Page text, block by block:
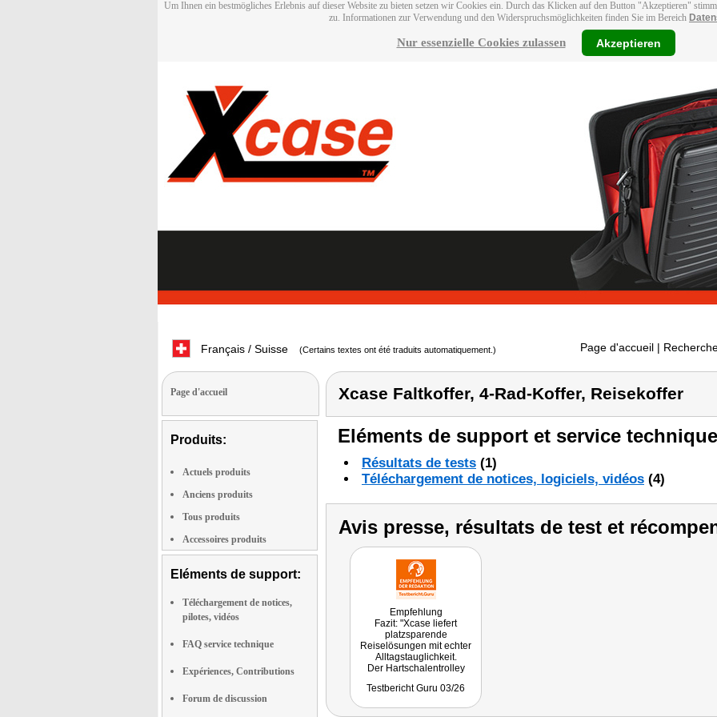
Um Ihnen ein bestmögliches Erlebnis auf dieser Website zu bieten setzen wir Cookies ein. Durch das Klicken auf den Button "Akzeptieren"
zu. Informationen zur Verwendung und den Widerspruchsmöglichkeiten finden Sie im Bereich
Nur essenzielle Cookies zulassen Akzeptieren
Français / Suisse (Certains textes ont été traduits automatiquement.) Page d'accueil |
Page d'accueil
Produits:
Actuels produits
Anciens produits
Tous produits
Accessoires produits
Eléments de support:
Téléchargement de notices,
pilotes, vidéos
FAQ service technique
Expériences, Contributions
Forum de discussion
Xcase Faltkoffer, 4-Rad-Koffer, Reisekoffer
Eléments de support et service
Résultats de tests (1)
Téléchargement de notices, logiciels, vidéos (4)
Avis presse, résultats de test et
Empfehlung
Fazit: "Xcase liefert
platzsparende
Reiselösungen mit echter
Alltagstauglichkeit.
Der Hartschalentrolley
Hardcase Koffer mit Schloss
Testbericht Guru 03/26